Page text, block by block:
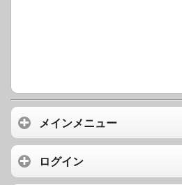
メインメニュー
ログイン